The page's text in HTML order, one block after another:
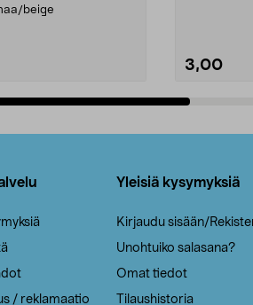
beige
3,00
/ reklamaatio
Yleisiä kysymyksiä
Kirjaudu sisään/
Unohtuiko salasana?
Omat tiedot
Tilaushistoria